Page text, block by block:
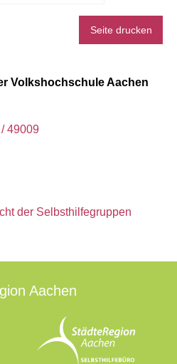
Seite drucken
Volkshochschule Aachen
49009
der Selbsthilfegruppen
Aachen